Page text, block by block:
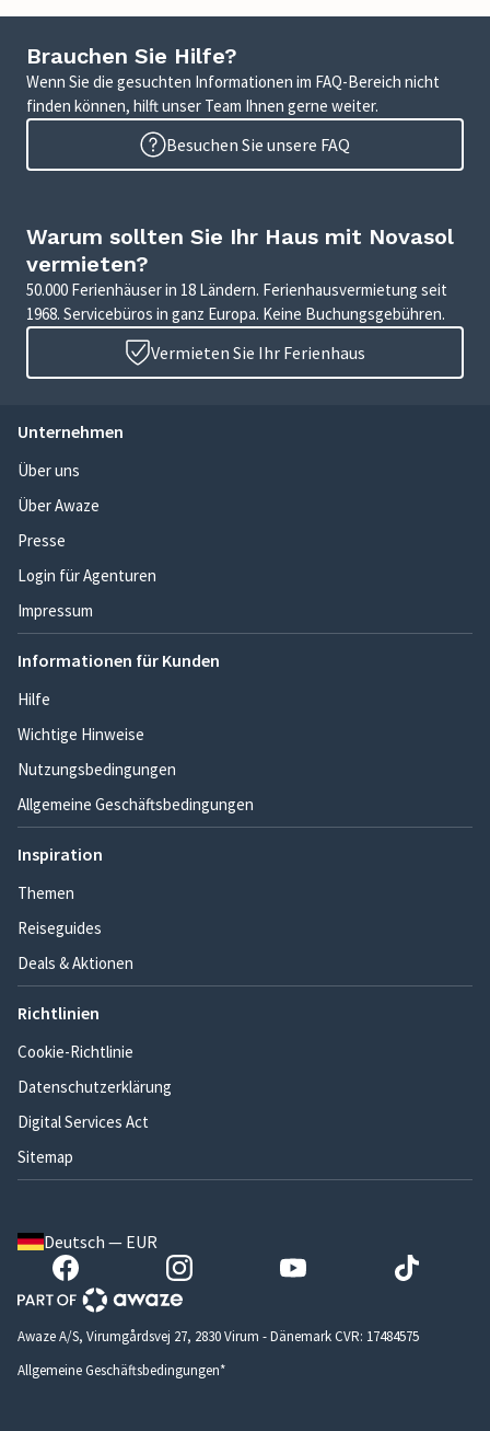
Brauchen Sie Hilfe?
Wenn Sie die gesuchten Informationen im FAQ-Bereich nicht
finden können, hilft unser Team Ihnen gerne weiter.
Besuchen Sie unsere FAQ
Warum sollten Sie Ihr Haus mit Novasol
vermieten?
50.000 Ferienhäuser in 18 Ländern. Ferienhausvermietung seit
1968. Servicebüros in ganz Europa. Keine Buchungsgebühren.
Vermieten Sie Ihr Ferienhaus
Unternehmen
Über uns
Über Awaze
Presse
Login für Agenturen
Impressum
Informationen für Kunden
Hilfe
Wichtige Hinweise
Nutzungsbedingungen
Allgemeine Geschäftsbedingungen
Inspiration
Themen
Reiseguides
Deals & Aktionen
Richtlinien
Cookie-Richtlinie
Datenschutzerklärung
Digital Services Act
Sitemap
Deutsch — EUR
Awaze A/S, Virumgårdsvej 27, 2830 Virum - Dänemark CVR: 17484575
Allgemeine Geschäftsbedingungen*